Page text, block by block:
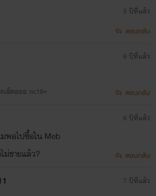
5 ปีที่แล้ว
ตอบกลับ
ม็ดออย nc18+
6 ปีที่แล้ว
ตอบกลับ
พอไปซื้อใน Meb
ม่ขายแล้ว?
6 ปีที่แล้ว
ตอบกลับ
7 ปีที่แล้ว